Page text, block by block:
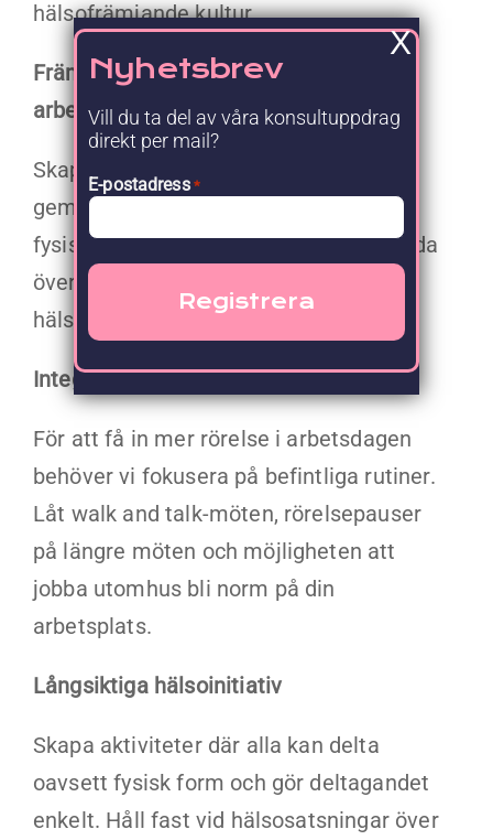
hälsofrämjande kultur.
Främja socialt stöd och gemenskap på
arbetsplatsen
Skapa aktiviteter som bygger
gemenskap gärna sådana som främjar
fysisk aktivitet. Är medarbetarna spridda
över landet så kan digitala
hälsoutmaningar vara lösningen.
Integrera rörelse i arbetsdagen
För att få in mer rörelse i arbetsdagen
behöver vi fokusera på befintliga rutiner.
Låt walk and talk-möten, rörelsepauser
på längre möten och möjligheten att
jobba utomhus bli norm på din
arbetsplats.
Långsiktiga hälsoinitiativ
Skapa aktiviteter där alla kan delta
oavsett fysisk form och gör deltagandet
enkelt. Håll fast vid hälsosatsningar över
Nyhetsbrev
Vill du ta del av våra konsultuppdrag
direkt per mail?
E-postadress *
X